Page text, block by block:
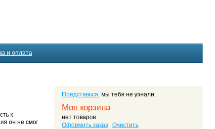
и оплата
Представься, мы тебя не узнали.
Моя корзина
нет товаров
Оформить заказ
Очистить
к
он не смог